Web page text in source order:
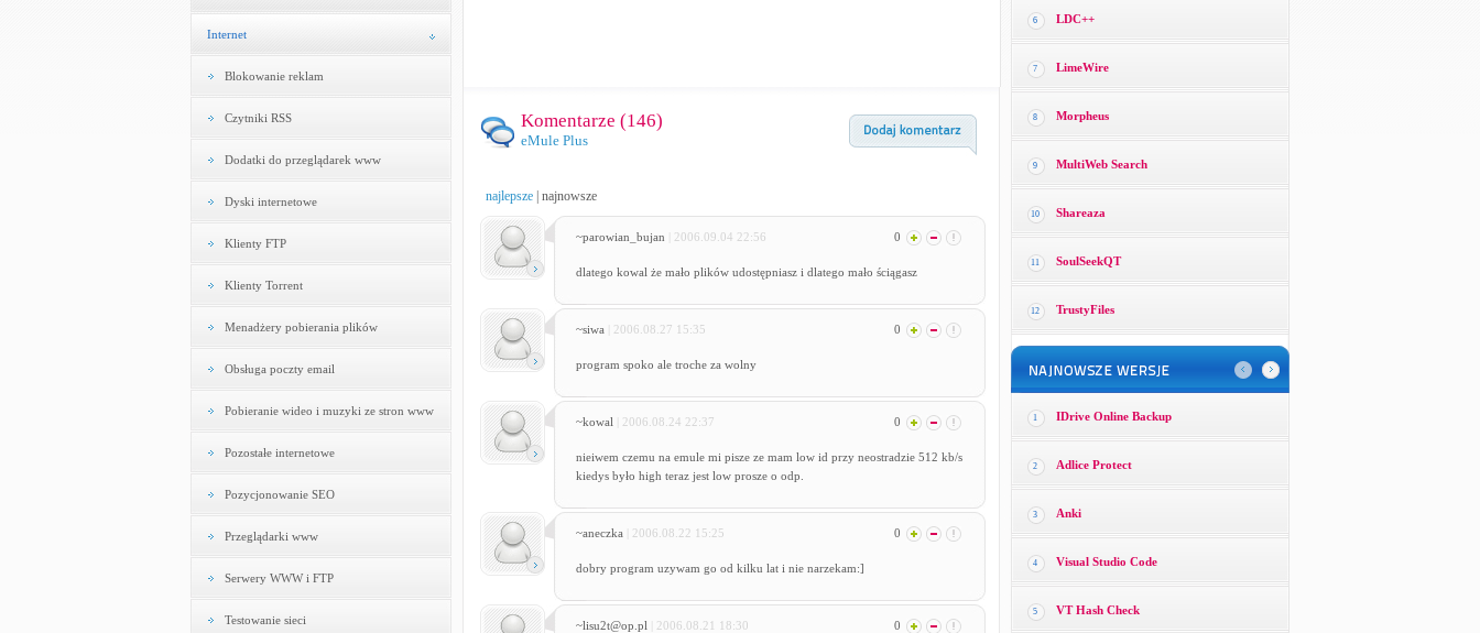
Internet
Blokowanie reklam
Czytniki RSS
Dodatki do przeglądarek www
Dyski internetowe
Klienty FTP
Klienty Torrent
Menadżery pobierania plików
Obsługa poczty email
Pobieranie wideo i muzyki ze stron www
Pozostałe internetowe
Pozycjonowanie SEO
Przeglądarki www
Serwery WWW i FTP
Testowanie sieci
Komentarze (146)
eMule Plus
najlepsze| najnowsze
~parowian_bujan | 2006.09.04 22:56 0
dlatego kowal że mało plików udostępniasz i dlatego mało ściągasz
~siwa | 2006.08.27 15:35 0
program spoko ale troche za wolny
~kowal | 2006.08.24 22:37 0
nieiwem czemu na emule mi pisze ze mam low id przy neostradzie 512 kb/s
kiedys było high teraz jest low prosze o odp.
~aneczka | 2006.08.22 15:25 0
dobry program uzywam go od kilku lat i nie narzekam:]
~lisu2t@op.pl | 2006.08.21 18:30 0
6 LDC++
7 LimeWire
8 Morpheus
9 MultiWeb Search
10 Shareaza
11 SoulSeekQT
12 TrustyFiles
1 IDrive Online Backup
2 Adlice Protect
3 Anki
4 Visual Studio Code
5 VT Hash Check